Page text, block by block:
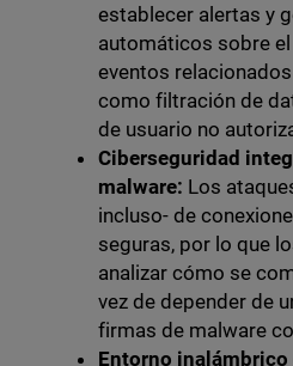
establecer alertas y
automáticos sobre
eventos
como filtración de
de usuario no
Ciberseguridad
malware: Los
incluso- de
seguras, por lo que
analizar cómo se
vez de depender de
firmas de malware
Entorno